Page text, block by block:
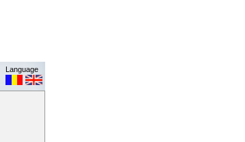
Language